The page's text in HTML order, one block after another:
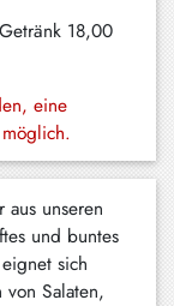
18,00
eine
aus unseren
und buntes
sich
Salaten,